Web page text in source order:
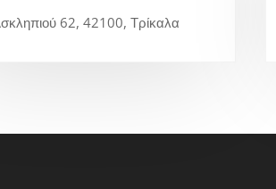
62, 42100, Τρίκαλα